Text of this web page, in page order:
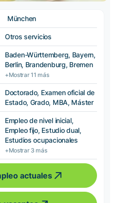
München
Otros servicios
Baden-Württemberg, Bayern,
Berlin, Brandenburg, Bremen
+Mostrar 11 más
Doctorado, Examen oficial de
Estado, Grado, MBA, Máster
Empleo de nivel inicial,
Empleo fijo, Estudio dual,
Estudios ocupacionales
+Mostrar 3 más
actuales